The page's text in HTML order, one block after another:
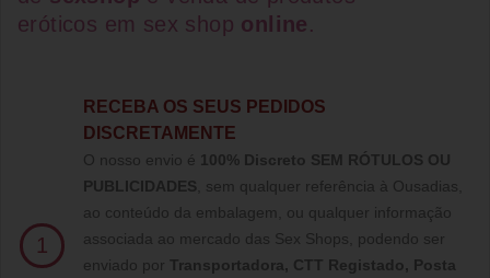
eróticos em sex shop online.
1
RECEBA OS SEUS PEDIDOS
DISCRETAMENTE
O nosso envio é 100% Discreto SEM RÓTULOS OU
PUBLICIDADES , sem qualquer referência à Ousadias,
ao conteúdo da embalagem, ou qualquer informação
associada ao mercado das Sex Shops, podendo ser
enviado por Transportadora, CTT Registado, Posta